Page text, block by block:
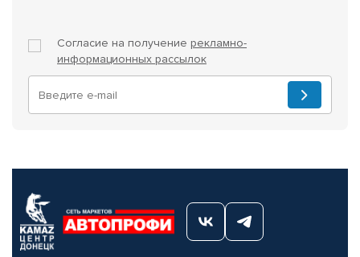
Согласие на получение рекламно-
информационных рассылок